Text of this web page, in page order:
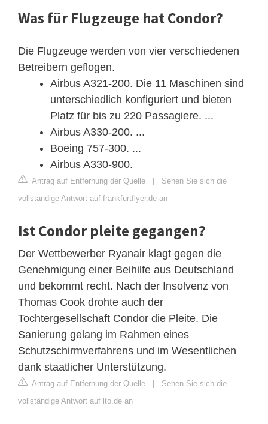
Was für Flugzeuge hat Condor?
Die Flugzeuge werden von vier verschiedenen
Betreibern geflogen.
Airbus A321-200. Die 11 Maschinen sind
unterschiedlich konfiguriert und bieten
Platz für bis zu 220 Passagiere. ...
Airbus A330-200. ...
Boeing 757-300. ...
Airbus A330-900.
Antrag auf Entfernung der Quelle | Sehen Sie sich die
vollständige Antwort auf frankfurtflyer.de an
Ist Condor pleite gegangen?
Der Wettbewerber Ryanair klagt gegen die
Genehmigung einer Beihilfe aus Deutschland
und bekommt recht. Nach der Insolvenz von
Thomas Cook drohte auch der
Tochtergesellschaft Condor die Pleite. Die
Sanierung gelang im Rahmen eines
Schutzschirmverfahrens und im Wesentlichen
dank staatlicher Unterstützung.
Antrag auf Entfernung der Quelle | Sehen Sie sich die
vollständige Antwort auf lto.de an